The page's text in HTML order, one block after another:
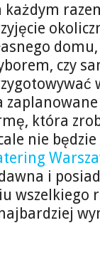
każdym
czy
która
nie
i
wszelkiego